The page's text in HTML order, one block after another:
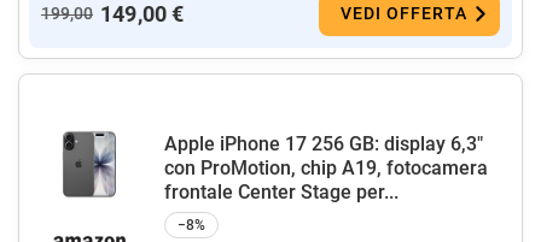
199,00 149,00 € VEDI OFFERTA
Apple iPhone 17 256 GB: display 6,3"
con ProMotion, chip A19, fotocamera
frontale Center Stage per...
−8%